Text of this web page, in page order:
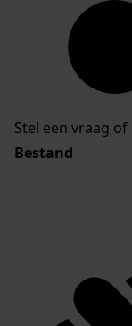
Stel een vraag
Bestand